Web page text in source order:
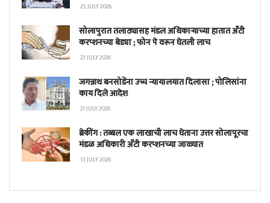
25 JULY 2026
सोलापुरात तलाठ्यासह मंडल अधिकाऱ्याच्या हातात अँटी
करप्शनच्या बेड्या ; फोन पे वरून घेतली लाच
23 JULY 2026
जगन्नाथ बनसोडेंना उच्च न्यायालयात दिलासा ; पोलिसांना
काय दिले आदेश
21 JULY 2026
ब्रेकींग : तब्बल एक लाखाची लाच घेताना उत्तर सोलापूरचा
मंडळ अधिकारी अँटी करप्शनच्या जाळ्यात
13 JULY 2026